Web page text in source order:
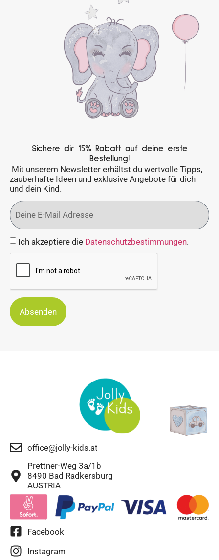
Sichere dir 15% Rabatt auf deine erste
Bestellung!
Mit unserem Newsletter erhältst du wertvolle Tipps,
zauberhafte Ideen und exklusive Angebote für dich
und dein Kind.
Ich akzeptiere die Datenschutzbestimmungen.
Absenden
office@jolly-kids.at
Prettner-Weg 3a/1b
8490 Bad Radkersburg
AUSTRIA
Facebook
Instagram